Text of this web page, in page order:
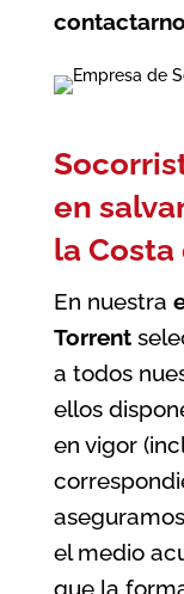
en
la
En nuestra
Torrent
a todos
ellos
en vigor
el medio
que la